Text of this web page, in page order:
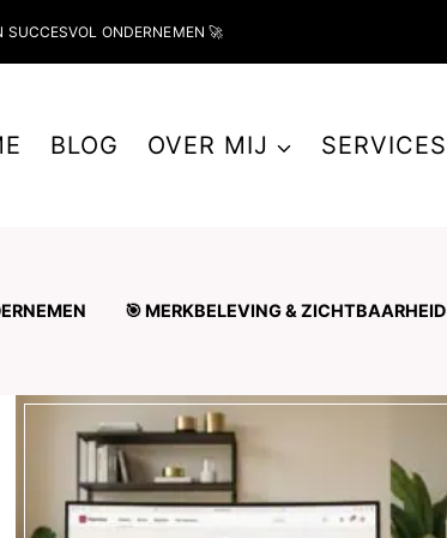
SUCCESVOL ONDERNEMEN 🚀
BLOG OVER MIJ SERVICES
🎯 MERKBELEVING & ZICHTBAARHEID